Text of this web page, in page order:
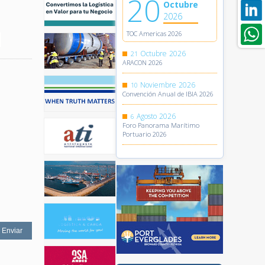
20 Octubre
2026
TOC Americas 2026
21 Octubre 2026
ARACON 2026
10 Noviembre 2026
Convención Anual de IBIA 2026
6 Agosto 2026
Foro Panorama Marítimo
Portuario 2026